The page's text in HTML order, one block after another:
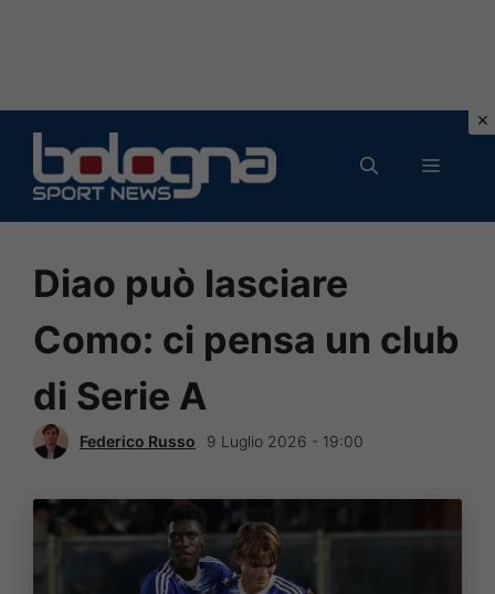
contenuto
MENU
Diao può lasciare
Como: ci pensa un club
di Serie A
Federico Russo 9 Luglio 2026 - 19:00